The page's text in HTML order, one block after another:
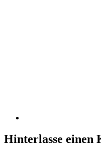
Hinterlasse einen